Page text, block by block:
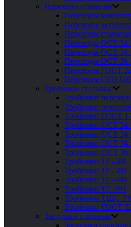
Переходы стальные
Переходы
Переходы
Переходы
Переходы ОСТ
Переходы ОСТ
Переходы ОСТ 36-
Переходы ГОСТ
Переходы СТО
Тройники стальные
Тройники
Тройники
Тройники ГОСТ
Тройники ОСТ 34
Тройники ОСТ 34
Тройники ОСТ 34
Тройники ОСТ 36-
Тройники ТС-588
Тройники ТС-589
Тройники ТС-590
Тройники ТС-591
Тройники ТШС ТУ
Тройники ГОСТ
Заглушки стальные
Заглушки